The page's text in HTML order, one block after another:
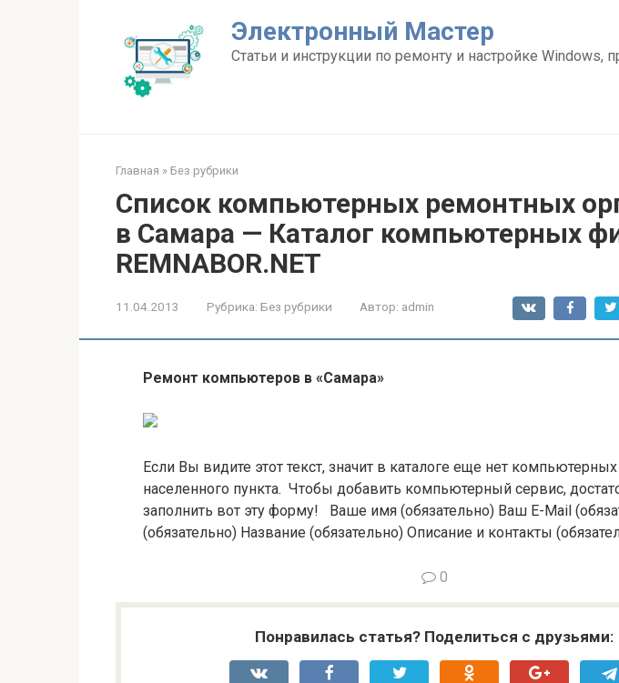
Электронный Мастер
Статьи и инструкции по ремонту и настройке Windows,
Главная » Без рубрики
Список компьютерных ремонтных
в Самара — Каталог компьютерных
REMNABOR.NET
11.04.2013 Рубрика: Без рубрики Автор: admin
Ремонт компьютеров в «Самара»
Если Вы видите этот текст, значит в каталоге еще нет
населенного пункта. Чтобы добавить компьютерный сервис,
заполнить вот эту форму! Ваше имя (обязательно) Ваш E-Mail
(обязательно) Название (обязательно) Описание и контакты
0
Понравилась статья? Поделиться с друзьями: